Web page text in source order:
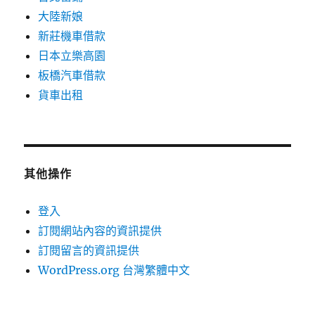
大陸新娘
新莊機車借款
日本立樂高園
板橋汽車借款
貨車出租
其他操作
登入
訂閱網站內容的資訊提供
訂閱留言的資訊提供
WordPress.org 台灣繁體中文